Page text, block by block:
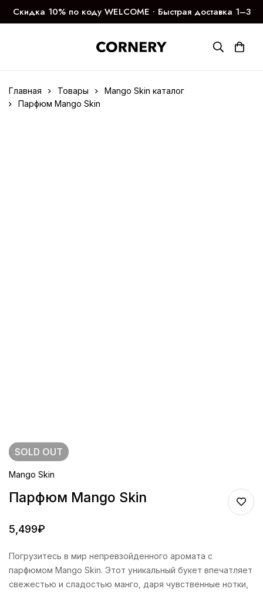
Скидка 10% по коду WELCOME ∙ Быстрая доставка 1–3
дня
Главная Товары
Mango Skin каталог
Парфюм Mango Skin
SOLD OUT
Mango Skin
Парфюм Mango Skin
5,499₽
Погрузитесь в мир непревзойденного аромата с
парфюмом Mango Skin. Этот уникальный букет впечатляет
свежестью и сладостью манго, даря чувственные нотки,